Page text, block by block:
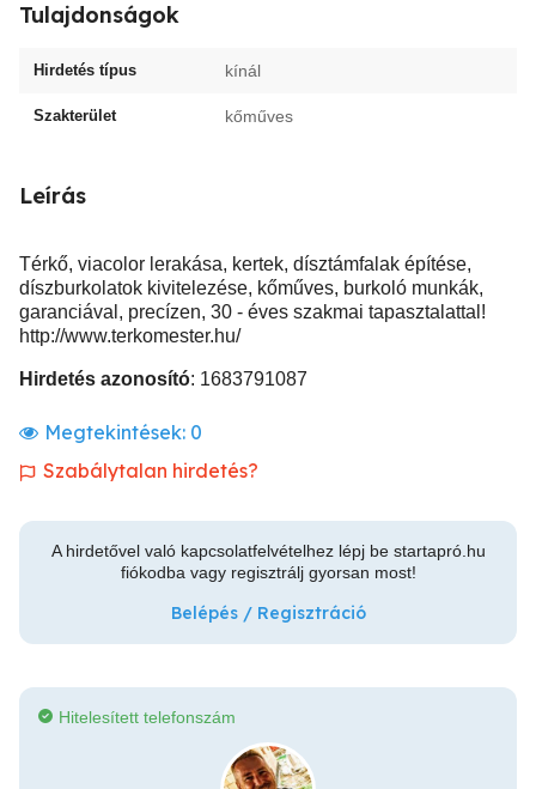
Tulajdonságok
Hirdetés típus kínál
Szakterület kőműves
Leírás
Térkő, viacolor lerakása, kertek, dísztámfalak építése,
díszburkolatok kivitelezése, kőműves, burkoló munkák,
garanciával, precízen, 30 - éves szakmai tapasztalattal!
http://www.terkomester.hu/
Hirdetés azonosító: 1683791087
Megtekintések: 0
Szabálytalan hirdetés?
A hirdetővel való kapcsolatfelvételhez lépj be startapró.hu
fiókodba vagy regisztrálj gyorsan most!
Belépés / Regisztráció
Hitelesített telefonszám